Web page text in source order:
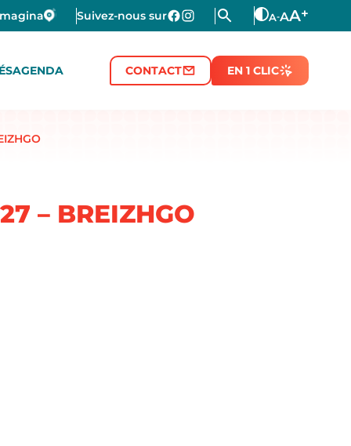
Suivez-nous sur A-AA+
AGENDA CONTACT EN 1 CLIC
– BREIZHGO